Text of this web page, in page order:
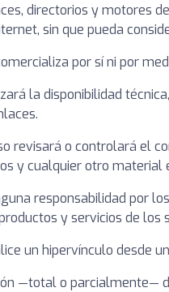
directorios y motores
sin que pueda
por sí ni por
la disponibilidad
revisará o controlará el
y cualquier otro
responsabilidad por
y servicios de los
un hipervínculo desde
—total o parcialmente—